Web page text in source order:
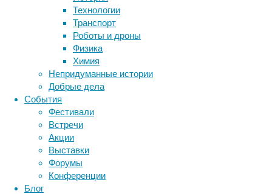
Технологии
Транспорт
Роботы и дроны
Физика
Химия
Непридуманные истории
Добрые дела
События
Фестивали
Встречи
Акции
Выставки
Форумы
Конференции
Блог
длинным
вытянутым
телом
длинным
трубкообразным
рылом
(их
ещё
называют
рыбами-
трубами).
Питаются
они
исследования
лекарства медицина
мозг наука
нейробиология
нейрофизиология
поведение
сон социальные проблемы
физиология
эмоции